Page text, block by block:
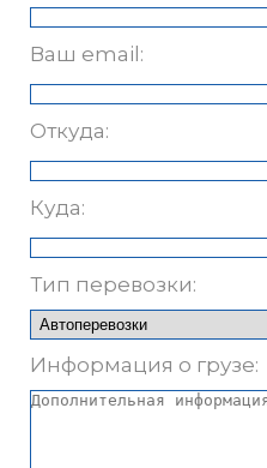
Ваш email:
Откуда:
Куда:
Тип перевозки:
Информация о грузе: